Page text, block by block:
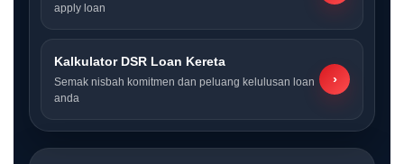
apply loan
Kalkulator DSR Loan Kereta
Semak nisbah komitmen dan peluang kelulusan loan
anda
›